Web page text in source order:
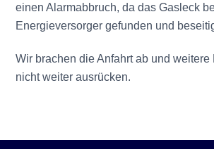
einen Alarmabbruch, da das Gasleck
Energieversorger gefunden und
Wir brachen die Anfahrt ab und weitere
nicht weiter ausrücken.